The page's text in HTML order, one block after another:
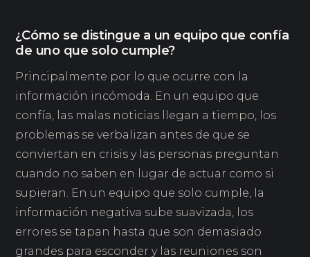
¿Cómo se distingue a un equipo que confía
de uno que solo cumple?
Principalmente por lo que ocurre con la
información incómoda. En un equipo que
confía, las malas noticias llegan a tiempo, los
problemas se verbalizan antes de que se
conviertan en crisis y las personas preguntan
cuando no saben en lugar de actuar como si
supieran. En un equipo que solo cumple, la
información negativa sube suavizada, los
errores se tapan hasta que son demasiado
grandes para esconder y las reuniones son